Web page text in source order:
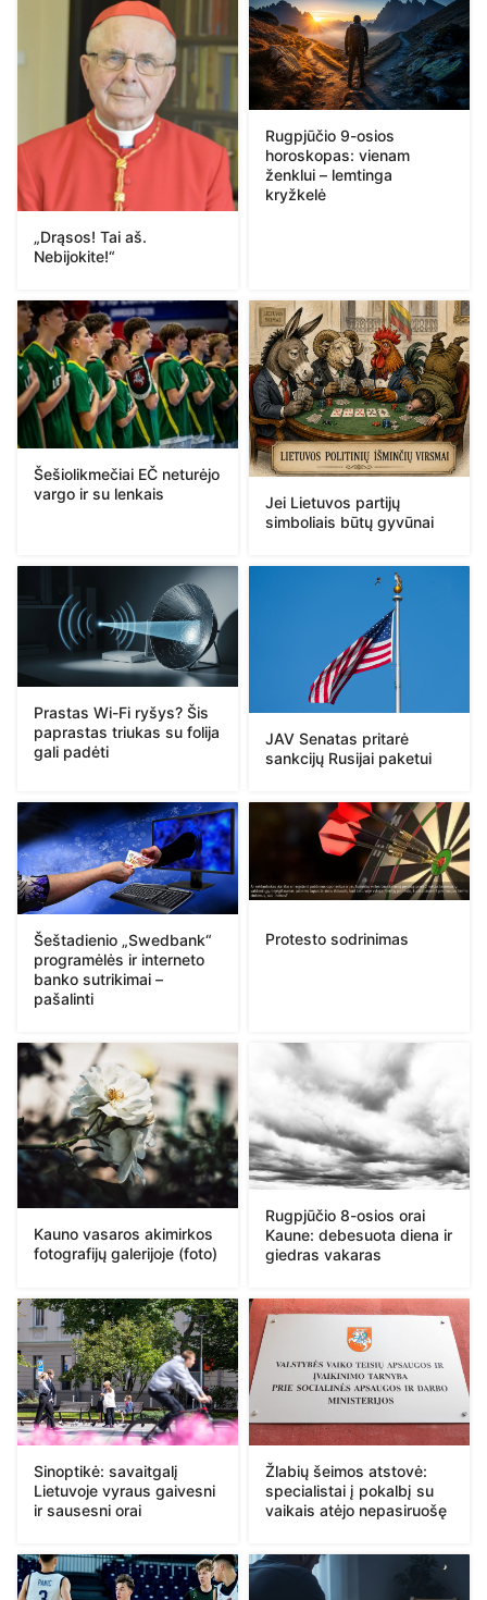
„Drąsos! Tai aš.
Nebijokite!“
Rugpjūčio 9-osios
horoskopas: vienam
ženklui – lemtinga
kryžkelė
Šešiolikmečiai EČ neturėjo
vargo ir su lenkais
Jei Lietuvos partijų
simboliais būtų gyvūnai
Prastas Wi-Fi ryšys? Šis
paprastas triukas su folija
gali padėti
JAV Senatas pritarė
sankcijų Rusijai paketui
Šeštadienio „Swedbank“
programėlės ir interneto
banko sutrikimai –
pašalinti
Protesto sodrinimas
Kauno vasaros akimirkos
fotografijų galerijoje (foto)
Rugpjūčio 8-osios orai
Kaune: debesuota diena ir
giedras vakaras
Sinoptikė: savaitgalį
Lietuvoje vyraus gaivesni
ir sausesni orai
Žlabių šeimos atstovė:
specialistai į pokalbį su
vaikais atėjo nepasiruošę